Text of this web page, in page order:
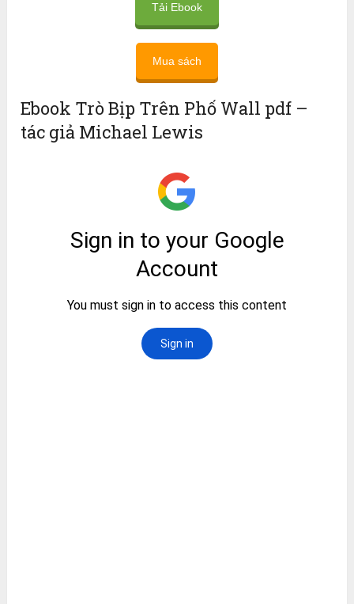
Tải Ebook
Mua sách
Ebook Trò Bịp Trên Phố Wall pdf –
tác giả Michael Lewis